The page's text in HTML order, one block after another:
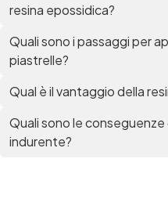
resina epossidica?
Quali sono i passaggi per
piastrelle?
Qual è il vantaggio della
Quali sono le
indurente?